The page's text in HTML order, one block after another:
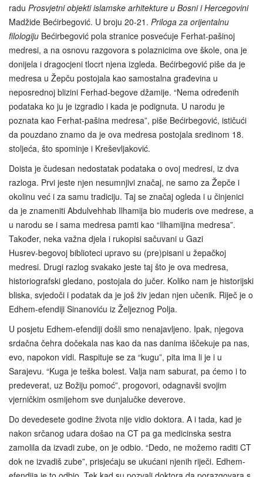
radu Prosvjetni objekti islamske arhitekture u Bosni i Hercegovini
Madžide Bećirbegović. U broju 20-21. Priloga za orijentalnu
filologiju Bećirbegović pola stranice posvećuje Ferhat-pašinoj
medresi, a na osnovu razgovora s polaznicima ove škole, ona je
donijela i dragocjeni tlocrt njena izgleda. Bećirbegović piše da je
medresa u Žepču postojala kao samostalna građevina u
neposrednoj blizini Ferhad-begove džamije. “Nema određenih
podataka ko ju je izgradio i kada je podignuta. U narodu je
poznata kao Ferhat-pašina medresa”, piše Bećirbegović, ističući
da pouzdano znamo da je ova medresa postojala sredinom 18.
stoljeća, što spominje i Kreševljaković.
Doista je čudesan nedostatak podataka o ovoj medresi, iz dva
razloga. Prvi jeste njen nesumnjivi značaj, ne samo za Žepče i
okolinu već i za samu tradiciju. Taj se značaj ogleda i u činjenici
da je znameniti Abdulvehhab Ilhamija bio muderis ove medrese, a
u narodu se i sama medresa pamti kao “Ilhamijina medresa”.
Također, neka važna djela i rukopisi sačuvani u Gazi
Husrev‑begovoj biblioteci upravo su (pre)pisani u žepačkoj
medresi. Drugi razlog svakako jeste taj što je ova medresa,
historiografski gledano, postojala do jučer. Koliko nam je historijski
bliska, svjedoči i podatak da je još živ jedan njen učenik. Riječ je o
Edhem-efendiji Sinanoviću iz Željeznog Polja.
U posjetu Edhem-efendiji došli smo nenajavljeno. Ipak, njegova
srdačna čehra dočekala nas kao da nas danima iščekuje pa nas,
evo, napokon vidi. Raspituje se za “kugu”, pita ima li je i u
Sarajevu. “Kuga je teška bolest. Valja nam saburat, pa ćemo i to
predeverat, uz Božiju pomoć”, progovori, odagnavši svojim
vjerničkim osmijehom sve dunjalučke deverove.
Do devedesete godine života nije vidio doktora. A i tada, kad je
nakon srčanog udara došao na CT pa ga medicinska sestra
zamolila da izvadi zube, on je odbio. “Dedo, ne možemo raditi CT
dok ne izvadiš zube”, prisjećaju se ukućani njenih riječi. Edhem-